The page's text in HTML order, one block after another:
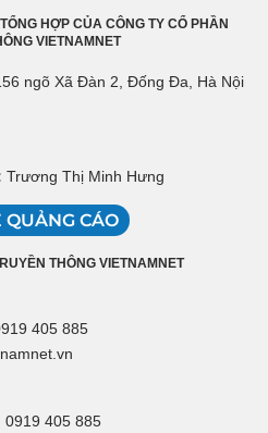
HỢP CỦA CÔNG TY CỔ PHẦN
VIETNAMNET
ngõ Xã Đàn 2, Đống Đa, Hà Nội
Trương Thị Minh Hưng
QUẢNG CÁO
THÔNG VIETNAMNET
405 885
0919 405 885